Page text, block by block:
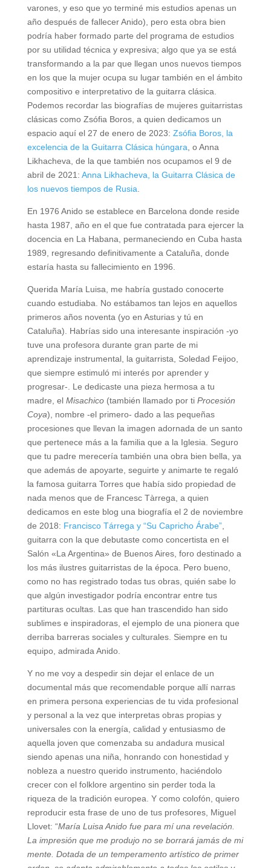
varones, y eso que yo terminé mis estudios apenas un
año después de fallecer Anido), pero esta obra bien
podría haber formado parte del programa de estudios
por su utilidad técnica y expresiva; algo que ya se está
transformando a la par que llegan unos nuevos tiempos
en los que la mujer ocupa su lugar también en el ámbito
compositivo e interpretativo de la guitarra clásica.
Podemos recordar las biografías de mujeres guitarristas
clásicas como Zsófia Boros, a quien dedicamos un
espacio aquí el 27 de enero de 2023: Zsófia Boros, la
excelencia de la Guitarra Clásica húngara , o Anna
Likhacheva, de la que también nos ocupamos el 9 de
abril de 2021: Anna Likhacheva, la Guitarra Clásica de
los nuevos tiempos de Rusia
En 1976 Anido se establece en Barcelona donde reside
hasta 1987, año en el que fue contratada para ejercer la
docencia en La Habana, permaneciendo en Cuba hasta
1989, regresando definitivamente a Cataluña, donde
estaría hasta su fallecimiento en 1996.
Querida María Luisa, me habría gustado conocerte
cuando estudiaba. No estábamos tan lejos en aquellos
primeros años noventa (yo en Asturias y tú en
Cataluña). Habrías sido una interesante inspiración -yo
tuve una profesora durante gran parte de mi
aprendizaje instrumental, la guitarrista, Soledad Feijoo,
que siempre estimuló mi interés por aprender y
progresar-. Le dedicaste una pieza hermosa a tu
madre, el Misachico(también llamado por ti Procesión
Coya), nombre -el primero- dado a las pequeñas
procesiones que llevan la imagen adornada de un santo
que pertenece más a la familia que a la Iglesia. Seguro
que tu padre merecería también una obra bien bella, ya
que además de apoyarte, seguirte y animarte te regaló
la famosa guitarra Torres que había sido propiedad de
nada menos que de Francesc Tàrrega, a quien
dedicamos en este blog una biografía el 2 de noviembre
de 2018: Francisco Tárrega y “Su Capricho Árabe”,
guitarra con la que debutaste como concertista en el
Salón «La Argentina» de Buenos Aires, foro destinado a
los más ilustres guitarristas de la época. Pero bueno,
como no has registrado todas tus obras, quién sabe lo
que algún investigador podría encontrar entre tus
partituras ocultas. Las que han trascendido han sido
sublimes e inspiradoras, el ejemplo de una pionera que
derriba barreras sociales y culturales. Siempre en tu
equipo, admirada Anido.
Y no me voy a despedir sin dejar el enlace de un
documental más que recomendable porque allí narras
en primera persona experiencias de tu vida profesional
y personal a la vez que interpretas obras propias y
universales con la energía, calidad y entusiasmo de
aquella joven que comenzaba su andadura musical
siendo apenas una niña, honrando con honestidad y
nobleza a nuestro querido instrumento, haciéndolo
crecer con el folklore argentino sin perder toda la
riqueza de la tradición europea. Y como colofón, quiero
reproducir esta frase de uno de tus profesores, Miguel
Llovet: “María Luisa Anido fue para mí una revelación.
La impresión que me produjo no se borrará jamás de mi
mente. Dotada de un temperamento artístico de primer